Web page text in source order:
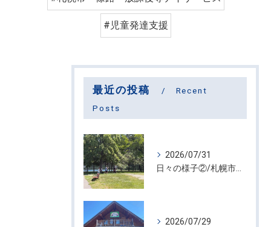
#児童発達支援
最近の投稿
Recent
Posts
2026/07/31
2026/07/29